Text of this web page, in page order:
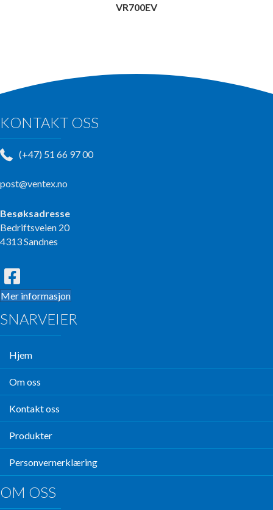
VR700EV
KONTAKT OSS
(+47) 51 66 97 00
post@ventex.no
Besøksadresse
Bedriftsveien 20
4313 Sandnes
Mer informasjon
SNARVEIER
Hjem
Om oss
Kontakt oss
Produkter
Personvernerklæring
OM OSS